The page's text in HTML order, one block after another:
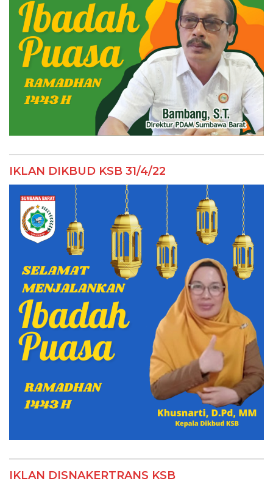
IKLAN DIKBUD KSB 31/4/22
IKLAN DISNAKERTRANS KSB